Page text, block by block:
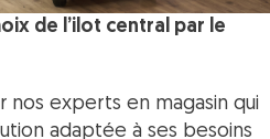
de l’ilot central par le
nos experts en magasin qui
adaptée à ses besoins